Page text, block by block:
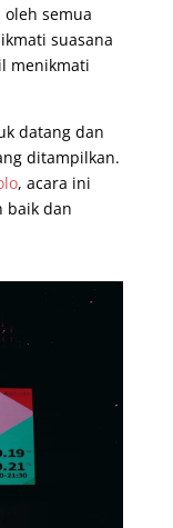
oleh semua
suasana
menikmati
datang dan
ditampilkan.
, acara ini
baik dan